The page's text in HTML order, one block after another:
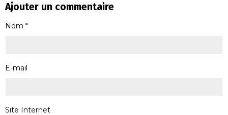
Ajouter un commentaire
Nom
E-mail
Site Internet